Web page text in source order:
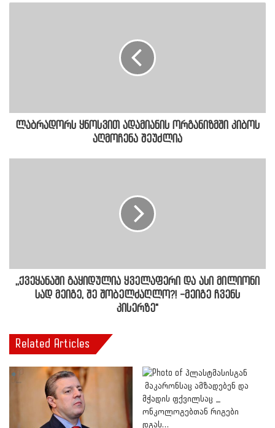
ლაბრადორს ყნოსვით ადამიანის ორგანიზმში კიბოს
აღმოჩენა შეუძლია
,,ქვეყანაში გაყიდულია ყველაფერი და ასი მილიონი
სად მეიგე, შე შობელძაღლო?! -მეიგე ჩვენს
კისერზე"
Related Articles